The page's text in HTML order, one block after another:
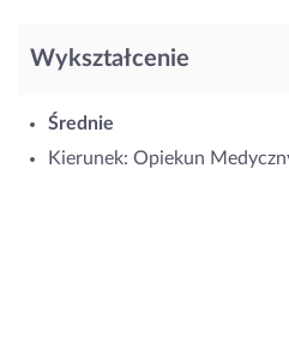
Wykształcenie
Średnie
Kierunek: Opiekun